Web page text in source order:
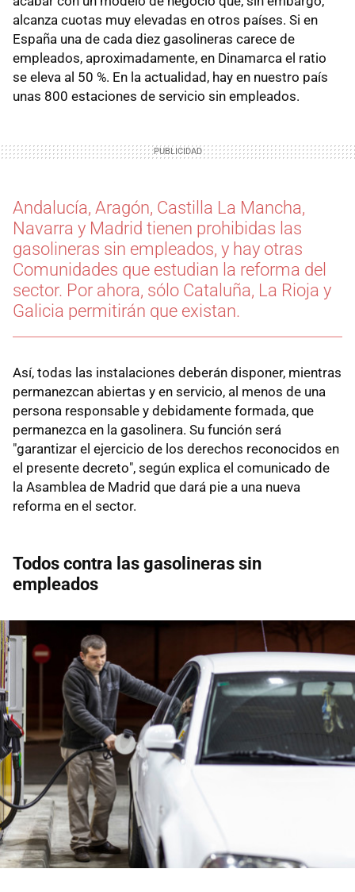
alcanza cuotas muy elevadas en otros países. Si en
España una de cada diez gasolineras carece de
empleados, aproximadamente, en Dinamarca el ratio
se eleva al 50 %. En la actualidad, hay en nuestro país
unas 800 estaciones de servicio sin empleados.
Andalucía, Aragón, Castilla La Mancha,
Navarra y Madrid tienen prohibidas las
gasolineras sin empleados, y hay otras
Comunidades que estudian la reforma del
sector. Por ahora, sólo Cataluña, La Rioja y
Galicia permitirán que existan.
Así, todas las instalaciones deberán disponer, mientras
permanezcan abiertas y en servicio, al menos de una
persona responsable y debidamente formada, que
permanezca en la gasolinera. Su función será
"garantizar el ejercicio de los derechos reconocidos en
el presente decreto", según explica el comunicado de
la Asamblea de Madrid que dará pie a una nueva
reforma en el sector.
Todos contra las gasolineras sin
empleados